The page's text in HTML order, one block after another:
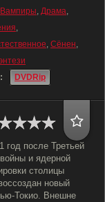
Вампиры, Драма,
,
, Сёнен,
DVDRip
год после Третьей
и ядерной
столицы
новый
Токио. Внешне